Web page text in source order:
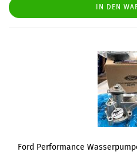
IN DEN
Ford Performance